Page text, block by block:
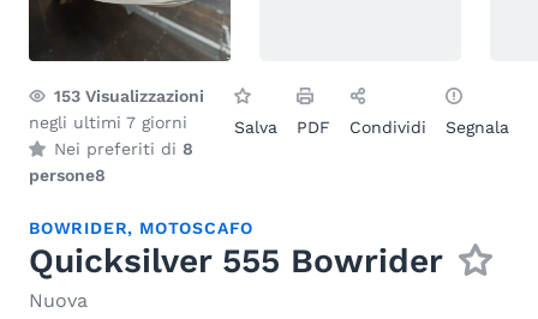
153 Visualizzazioni
negli ultimi 7 giorni
Nei preferiti di 8
persone8
Salva PDF Condividi Segnala
BOWRIDER, MOTOSCAFO
Quicksilver 555 Bowrider
Nuova